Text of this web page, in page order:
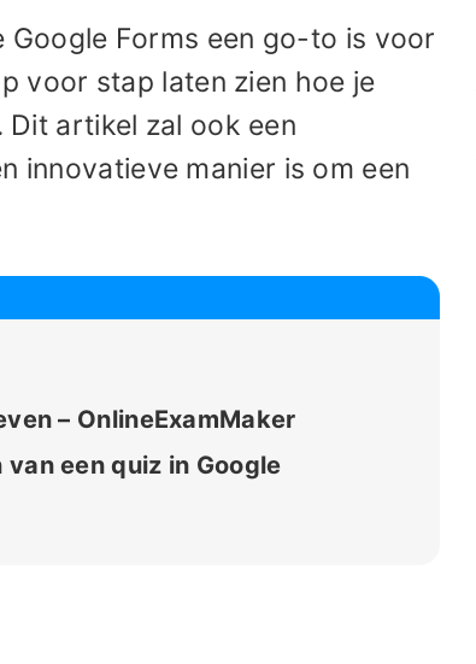
Forms een go-to is voor
voor stap laten zien hoe je
Dit artikel zal ook een
innovatieve manier is om een
– OnlineExamMaker
een quiz in Google